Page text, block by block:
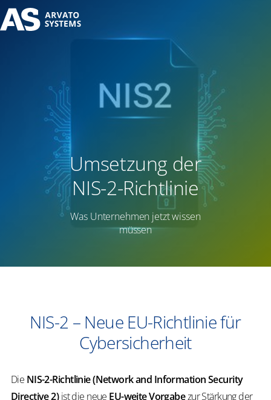
Umsetzung der
NIS-2-Richtlinie
Was Unternehmen jetzt wissen
müssen
NIS-2 – Neue EU-Richtlinie für
Cybersicherheit
Die NIS-2-Richtlinie (Network and Information Security
Directive 2)ist die neue EU-weite Vorgabezur Stärkung der